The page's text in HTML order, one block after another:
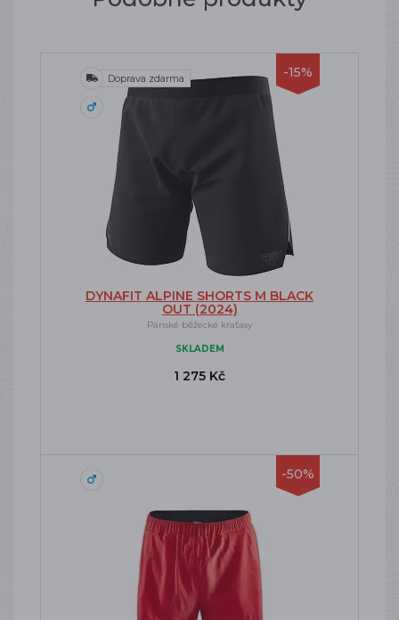
-15%
Doprava zdarma
DYNAFIT ALPINE SHORTS M BLACK
OUT (2024)
Pánské běžecké kraťasy
SKLADEM
1 275 Kč
-50%